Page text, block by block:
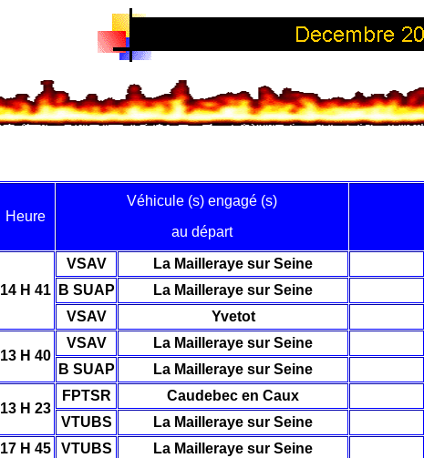
Heure
Véhicule (s) engagé (s)
au départ
14 H 41
VSAV
La Mailleraye sur Seine
B SUAP
La Mailleraye sur Seine
VSAV
Yvetot
13 H 40
VSAV
La Mailleraye sur Seine
B SUAP
La Mailleraye sur Seine
13 H 23
FPTSR
Caudebec en Caux
VTUBS
La Mailleraye sur Seine
17 H 45 VTUBS La Mailleraye sur Seine